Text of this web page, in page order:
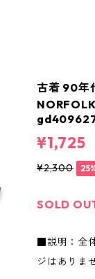
古着 90年
¥1,725
¥2,300
SOLD
■説明：全
ジはありま